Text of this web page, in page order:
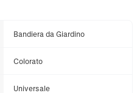
Bandiera da Giardino
Colorato
Universale